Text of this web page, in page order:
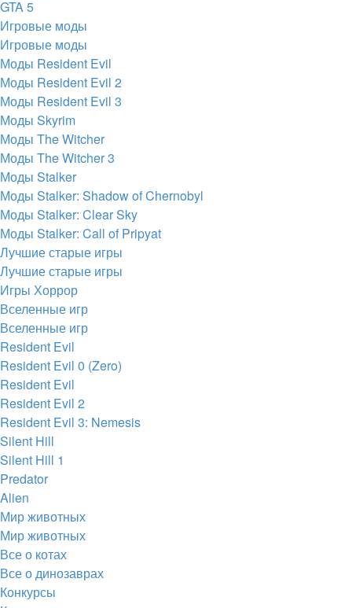
GTA 5
Игровые моды
Игровые моды
Моды Resident Evil
Моды Resident Evil 2
Моды Resident Evil 3
Моды Skyrim
Моды The Witcher
Моды The Witcher 3
Моды Stalker
Моды Stalker: Shadow of Chernobyl
Моды Stalker: Clear Sky
Моды Stalker: Call of Pripyat
Лучшие старые игры
Лучшие старые игры
Игры Хоррор
Вселенные игр
Вселенные игр
Resident Evil
Resident Evil 0 (Zero)
Resident Evil
Resident Evil 2
Resident Evil 3: Nemesis
Silent Hill
Silent Hill 1
Predator
Alien
Мир животных
Мир животных
Все о котах
Все о динозаврах
Конкурсы